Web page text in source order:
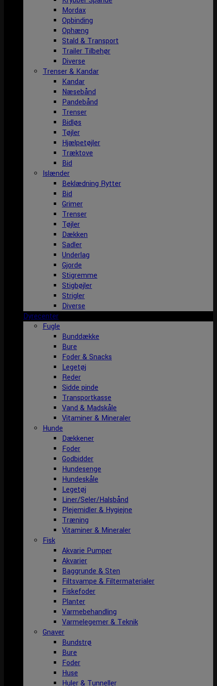
Mordax
Opbinding
Ophæng
Stald & Transport
Trailer Tilbehør
Diverse
Trenser & Kandar
Kandar
Næsebånd
Pandebånd
Trenser
Bidløs
Tøjler
Hjælpetøjler
Træktove
Bid
Islænder
Beklædning Rytter
Bid
Grimer
Trenser
Tøjler
Dækken
Sadler
Underlag
Gjorde
Stigremme
Stigbøjler
Strigler
Diverse
Dyrecenter
Fugle
Bunddække
Bure
Foder & Snacks
Legetøj
Reder
Sidde pinde
Transportkasse
Vand & Madskåle
Vitaminer & Mineraler
Hunde
Dækkener
Foder
Godbidder
Hundesenge
Hundeskåle
Legetøj
Liner/Seler/Halsbånd
Plejemidler & Hygiejne
Træning
Vitaminer & Mineraler
Fisk
Akvarie Pumper
Akvarier
Baggrunde & Sten
Filtsvampe & Filtermaterialer
Fiskefoder
Planter
Varmebehandling
Varmelegemer & Teknik
Gnaver
Bundstrø
Bure
Foder
Huse
Huler & Tunneller